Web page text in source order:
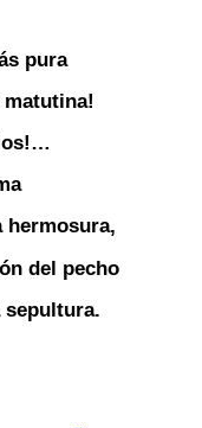
pura
hermosura,
del pecho
sepultura.